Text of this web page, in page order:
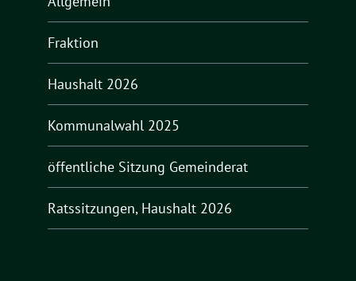
Fraktion
Haushalt 2026
Kommunalwahl 2025
öffentliche Sitzung Gemeinderat
Ratssitzungen, Haushalt 2026